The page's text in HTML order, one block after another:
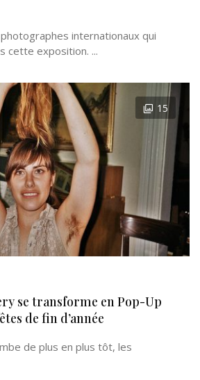
internationaux qui
cette exposition. ...
15
se transforme en Pop-Up
de fin d’année
de plus en plus tôt, les